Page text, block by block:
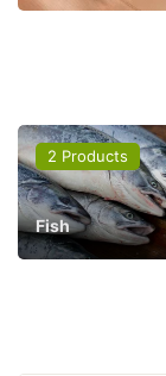
2 Products
Fish